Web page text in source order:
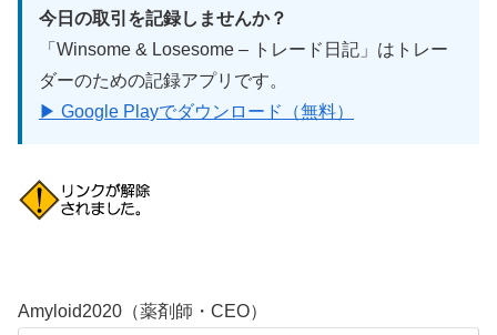
今日の取引を記録しませんか？
「Winsome & Losesome – トレード日記」はトレー
ダーのための記録アプリです。
▶ Google Playでダウンロード（無料）
Amyloid2020（薬剤師・CEO）